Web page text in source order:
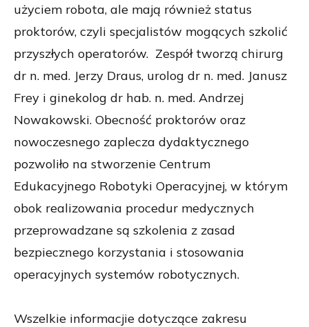
użyciem robota, ale mają również status
proktorów, czyli specjalistów mogących szkolić
przyszłych operatorów. Zespół tworzą chirurg
dr n. med. Jerzy Draus, urolog dr n. med. Janusz
Frey i ginekolog dr hab. n. med. Andrzej
Nowakowski. Obecność proktorów oraz
nowoczesnego zaplecza dydaktycznego
pozwoliło na stworzenie Centrum
Edukacyjnego Robotyki Operacyjnej, w którym
obok realizowania procedur medycznych
przeprowadzane są szkolenia z zasad
bezpiecznego korzystania i stosowania
operacyjnych systemów robotycznych.
Wszelkie informacjie dotyczące zakresu